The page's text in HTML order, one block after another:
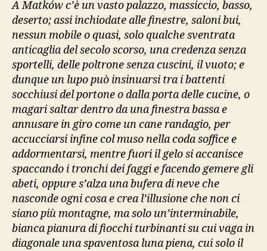
A Matków c’è un vasto palazzo, massiccio, basso,
deserto; assi inchiodate alle finestre, saloni bui,
nessun mobile o quasi, solo qualche sventrata
anticaglia del secolo scorso, una credenza senza
sportelli, delle poltrone senza cuscini, il vuoto; e
dunque un lupo può insinuarsi tra i battenti
socchiusi del portone o dalla porta delle cucine, o
magari saltar dentro da una finestra bassa e
annusare in giro come un cane randagio, per
accucciarsi infine col muso nella coda soffice e
addormentarsi, mentre fuori il gelo si accanisce
spaccando i tronchi dei faggi e facendo gemere gli
abeti, oppure s’alza una bufera di neve che
nasconde ogni cosa e crea l’illusione che non ci
siano più montagne, ma solo un’interminabile,
bianca pianura di fiocchi turbinanti su cui vaga in
diagonale una spaventosa luna piena, cui solo il